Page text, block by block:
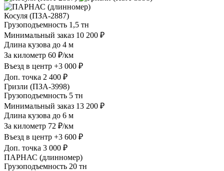
Косуля (ПЗА-2887)
Грузоподъемность 1,5 тн
Минимальный заказ 10 200 ₽
Длина кузова до 4 м
За километр 60 ₽/км
Въезд в центр +3 000 ₽
Доп. точка 2 400 ₽
Гризли (ПЗА-3998)
Грузоподъемность 5 тн
Минимальный заказ 13 200 ₽
Длина кузова до 6 м
За километр 72 ₽/км
Въезд в центр +3 600 ₽
Доп. точка 3 000 ₽
ПАРНАС (длинномер)
Грузоподъемность 20 тн